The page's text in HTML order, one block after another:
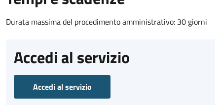
Durata massima del procedimento amministrativo: 30 giorni
Accedi al servizio
Accedi al servizio